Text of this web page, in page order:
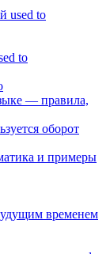
used to
to
— правила,
оборот
и примеры
временем